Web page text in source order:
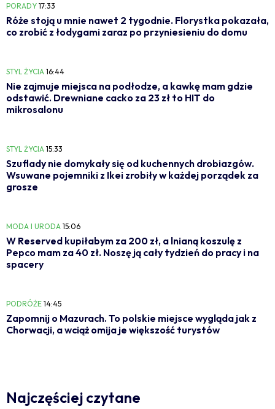
PORADY 17:33
Róże stoją u mnie nawet 2 tygodnie. Florystka pokazała,
co zrobić z łodygami zaraz po przyniesieniu do domu
STYL ŻYCIA 16:44
Nie zajmuje miejsca na podłodze, a kawkę mam gdzie
odstawić. Drewniane cacko za 23 zł to HIT do
mikrosalonu
STYL ŻYCIA 15:33
Szuflady nie domykały się od kuchennych drobiazgów.
Wsuwane pojemniki z Ikei zrobiły w każdej porządek za
grosze
MODA I URODA 15:06
W Reserved kupiłabym za 200 zł, a lnianą koszulę z
Pepco mam za 40 zł. Noszę ją cały tydzień do pracy i na
spacery
PODRÓŻE 14:45
Zapomnij o Mazurach. To polskie miejsce wygląda jak z
Chorwacji, a wciąż omija je większość turystów
Najczęściej czytane